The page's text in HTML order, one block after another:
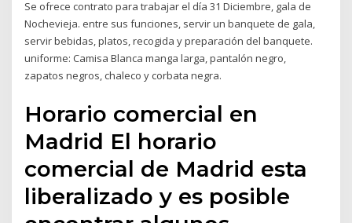
Se ofrece contrato para trabajar el día 31 Diciembre, gala de
Nochevieja. entre sus funciones, servir un banquete de gala,
servir bebidas, platos, recogida y preparación del banquete.
uniforme: Camisa Blanca manga larga, pantalón negro,
zapatos negros, chaleco y corbata negra.
Horario comercial en
Madrid El horario
comercial de Madrid esta
liberalizado y es posible